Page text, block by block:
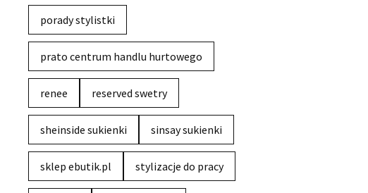
porady stylistki
prato centrum handlu hurtowego
renee reserved swetry
sheinside sukienki sinsay sukienki
sklep ebutik.pl stylizacje do pracy